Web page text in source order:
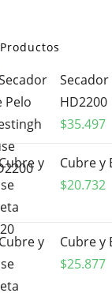
Productos
HD2200
$35.497
Cubre y
$20.732
Cubre y
$25.877